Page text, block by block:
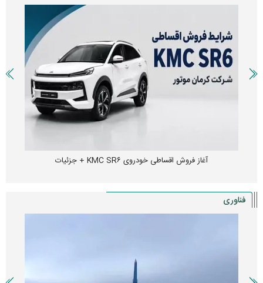
آغاز فروش اقساطی خودروی KMC SR۶ + جزئیات
فناوری